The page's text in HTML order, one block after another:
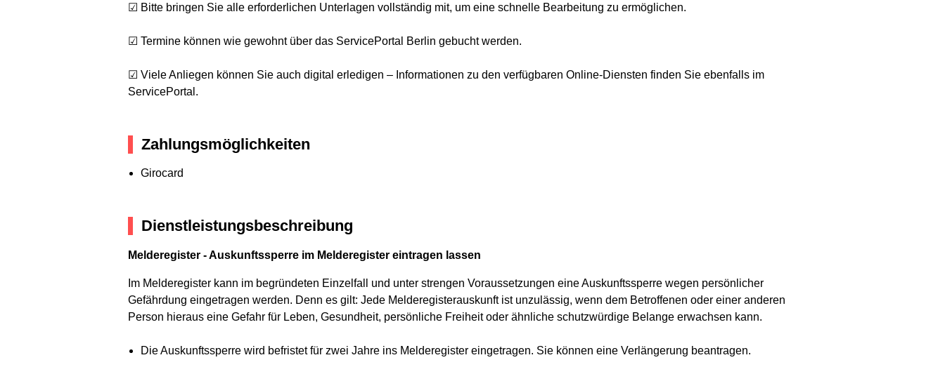
☑ Bitte bringen Sie alle erforderlichen Unterlagen vollständig mit, um eine schnelle Bearbeitung zu ermöglichen.
☑ Termine können wie gewohnt über das ServicePortal Berlin gebucht werden.
☑ Viele Anliegen können Sie auch digital erledigen – Informationen zu den verfügbaren Online-Diensten finden Sie ebenfalls im
ServicePortal.
Zahlungsmöglichkeiten
Girocard
Dienstleistungsbeschreibung
Melderegister - Auskunftssperre im Melderegister eintragen lassen
Im Melderegister kann im begründeten Einzelfall und unter strengen Voraussetzungen eine Auskunftssperre wegen persönlicher
Gefährdung eingetragen werden. Denn es gilt: Jede Melderegisterauskunft ist unzulässig, wenn dem Betroffenen oder einer anderen
Person hieraus eine Gefahr für Leben, Gesundheit, persönliche Freiheit oder ähnliche schutzwürdige Belange erwachsen kann.
Die Auskunftssperre wird befristet für zwei Jahre ins Melderegister eingetragen. Sie können eine Verlängerung beantragen.